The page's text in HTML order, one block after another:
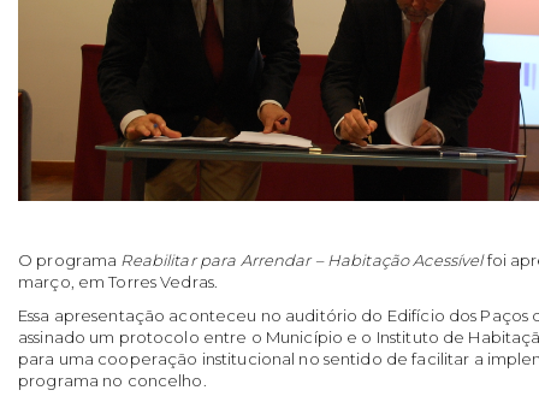
O programa Reabilitar para Arrendar – Habitação Acessívelfoi
março, em Torres Vedras.
Essa apresentação aconteceu no auditório do Edifício dos
assinado um protocolo entre o Município e o Instituto de
para uma cooperação institucional no sentido de facilitar a
programa no concelho.